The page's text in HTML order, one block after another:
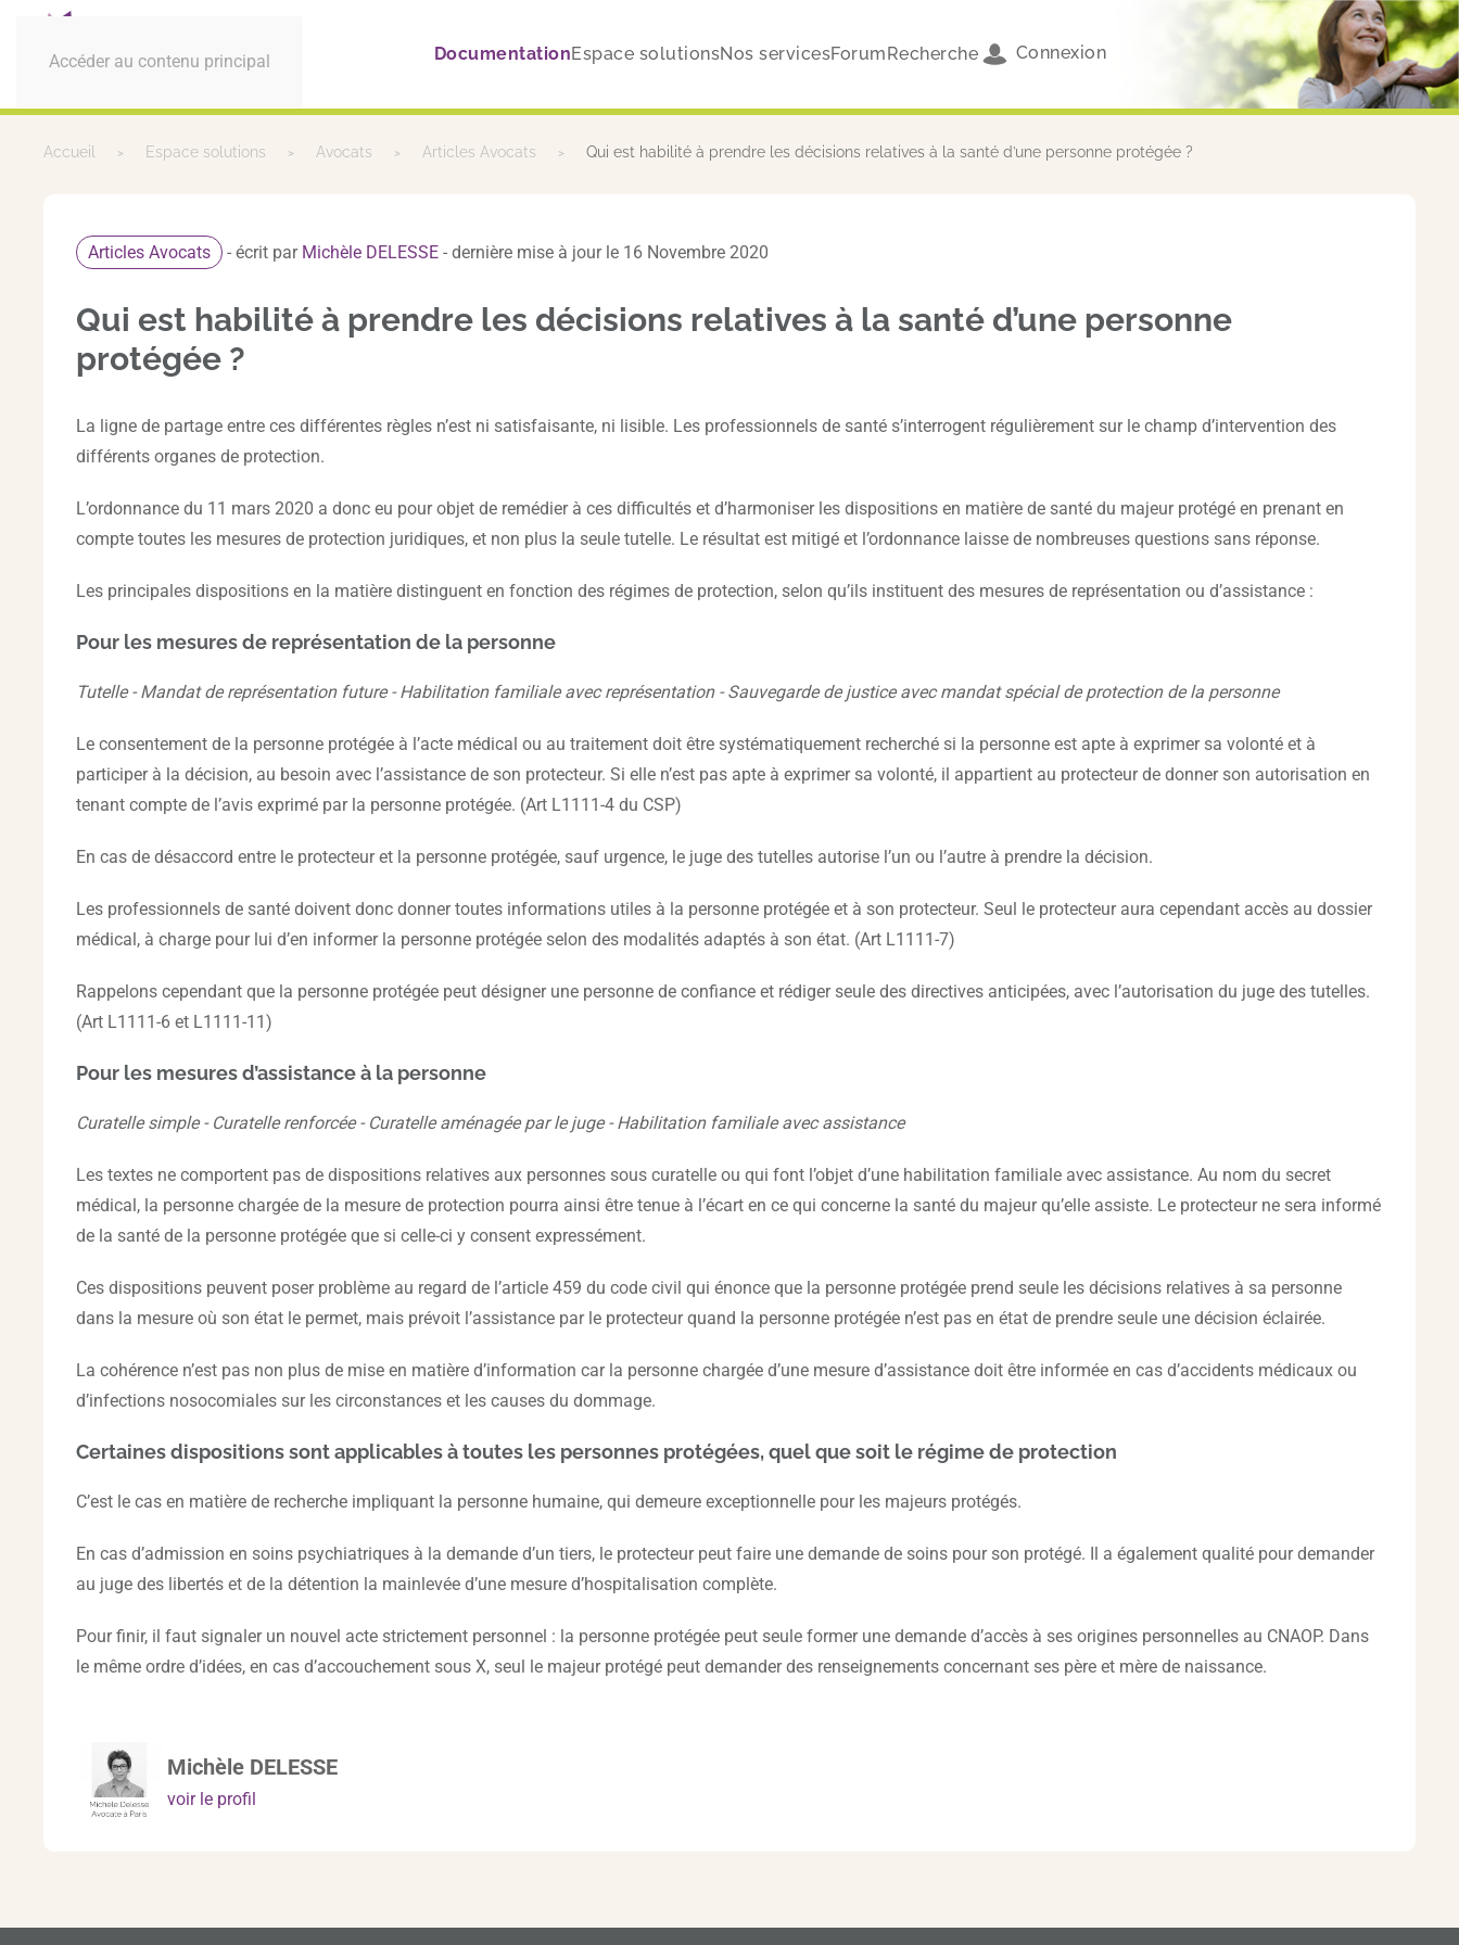
Accéder au contenu principal DocumentationEspace solutionsNos servicesForumRecherche Connexion
Accueil Espace solutions Avocats Articles Avocats Qui est habilité à prendre les décisions relatives à la santé d’une personne protégée ?
Articles Avocats - écrit par Michèle DELESSE - dernière mise à jour le 16 Novembre 2020
Qui est habilité à prendre les décisions relatives à la santé d’une personne
protégée ?
La ligne de partage entre ces différentes règles n’est ni satisfaisante, ni lisible. Les professionnels de santé s’interrogent régulièrement sur le champ d’intervention des
différents organes de protection.
L’ordonnance du 11 mars 2020 a donc eu pour objet de remédier à ces difficultés et d’harmoniser les dispositions en matière de santé du majeur protégé en prenant en
compte toutes les mesures de protection juridiques, et non plus la seule tutelle. Le résultat est mitigé et l’ordonnance laisse de nombreuses questions sans réponse.
Les principales dispositions en la matière distinguent en fonction des régimes de protection, selon qu’ils instituent des mesures de représentation ou d’assistance :
Pour les mesures de représentation de la personne
Tutelle - Mandat de représentation future - Habilitation familiale avec représentation - Sauvegarde de justice avec mandat spécial de protection de la personne
Le consentement de la personne protégée à l’acte médical ou au traitement doit être systématiquement recherché si la personne est apte à exprimer sa volonté et à
participer à la décision, au besoin avec l’assistance de son protecteur. Si elle n’est pas apte à exprimer sa volonté, il appartient au protecteur de donner son autorisation en
tenant compte de l’avis exprimé par la personne protégée. (Art L1111-4 du CSP)
En cas de désaccord entre le protecteur et la personne protégée, sauf urgence, le juge des tutelles autorise l’un ou l’autre à prendre la décision.
Les professionnels de santé doivent donc donner toutes informations utiles à la personne protégée et à son protecteur. Seul le protecteur aura cependant accès au dossier
médical, à charge pour lui d’en informer la personne protégée selon des modalités adaptés à son état. (Art L1111-7)
Rappelons cependant que la personne protégée peut désigner une personne de confiance et rédiger seule des directives anticipées, avec l’autorisation du juge des tutelles.
(Art L1111-6 et L1111-11)
Pour les mesures d’assistance à la personne
Curatelle simple - Curatelle renforcée - Curatelle aménagée par le juge - Habilitation familiale avec assistance
Les textes ne comportent pas de dispositions relatives aux personnes sous curatelle ou qui font l’objet d’une habilitation familiale avec assistance. Au nom du secret
médical, la personne chargée de la mesure de protection pourra ainsi être tenue à l’écart en ce qui concerne la santé du majeur qu’elle assiste. Le protecteur ne sera informé
de la santé de la personne protégée que si celle-ci y consent expressément.
Ces dispositions peuvent poser problème au regard de l’article 459 du code civil qui énonce que la personne protégée prend seule les décisions relatives à sa personne
dans la mesure où son état le permet, mais prévoit l’assistance par le protecteur quand la personne protégée n’est pas en état de prendre seule une décision éclairée.
La cohérence n’est pas non plus de mise en matière d’information car la personne chargée d’une mesure d’assistance doit être informée en cas d’accidents médicaux ou
d’infections nosocomiales sur les circonstances et les causes du dommage.
Certaines dispositions sont applicables à toutes les personnes protégées, quel que soit le régime de protection
C’est le cas en matière de recherche impliquant la personne humaine, qui demeure exceptionnelle pour les majeurs protégés.
En cas d’admission en soins psychiatriques à la demande d’un tiers, le protecteur peut faire une demande de soins pour son protégé. Il a également qualité pour demander
au juge des libertés et de la détention la mainlevée d’une mesure d’hospitalisation complète.
Pour finir, il faut signaler un nouvel acte strictement personnel : la personne protégée peut seule former une demande d’accès à ses origines personnelles au CNAOP. Dans
le même ordre d’idées, en cas d’accouchement sous X, seul le majeur protégé peut demander des renseignements concernant ses père et mère de naissance.
Michèle DELESSE
voir le profil